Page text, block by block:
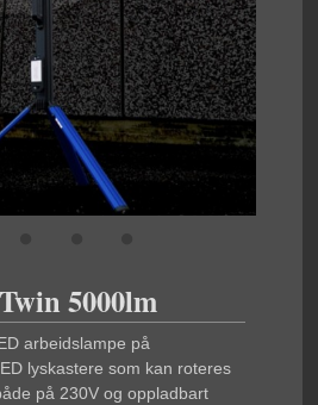
5000lm
arbeidslampe på
lyskastere som kan roteres
på 230V og oppladbart